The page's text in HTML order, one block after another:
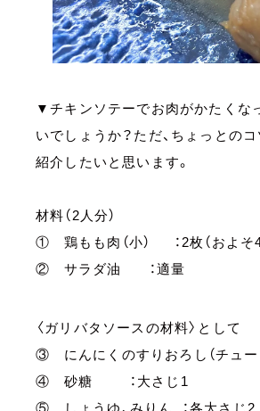
▼チキンソテーでお肉がかたくな
いでしょうか？ただ、ちょっとの
紹介したいと思います。
材料（2人分）
① 鶏もも肉（小） ：2枚（およそ
② サラダ油 ：適量
〈ガリバタソースの材料〉として
③ にんにくのすりおろし（チュー
④ 砂糖 ：大さじ1
⑤ しょうゆ、みりん ：各大さじ2